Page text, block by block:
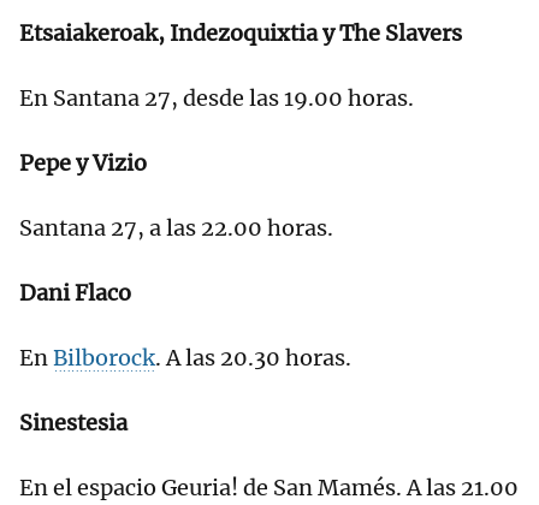
Etsaiakeroak, Indezoquixtia y The Slavers
En Santana 27, desde las 19.00 horas.
Pepe y Vizio
Santana 27, a las 22.00 horas.
Dani Flaco
EnBilborock. A las 20.30 horas.
Sinestesia
En el espacio Geuria! de San Mamés. A las 21.00